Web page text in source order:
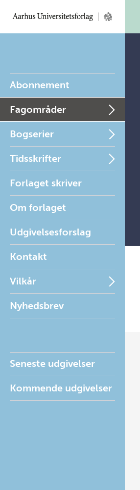
Abonnement
Fagområder
Bogserier
Tidsskrifter
Forlaget skriver
Om forlaget
Udgivelsesforslag
Kontakt
Vilkår
Nyhedsbrev
Seneste udgivelser
Kommende udgivelser